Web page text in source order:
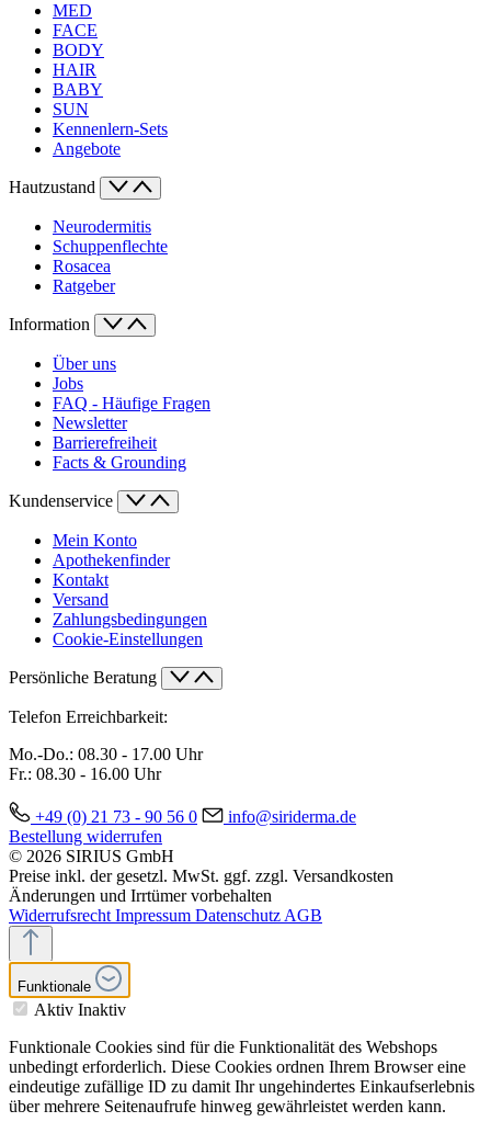
MED
FACE
BODY
HAIR
BABY
SUN
Kennenlern-Sets
Angebote
Hautzustand
Neurodermitis
Schuppenflechte
Rosacea
Ratgeber
Information
Über uns
Jobs
FAQ - Häufige Fragen
Newsletter
Barrierefreiheit
Facts & Grounding
Kundenservice
Mein Konto
Apothekenfinder
Kontakt
Versand
Zahlungsbedingungen
Cookie-Einstellungen
Persönliche Beratung
Telefon Erreichbarkeit:
Mo.-Do.: 08.30 - 17.00 Uhr
Fr.: 08.30 - 16.00 Uhr
+49 (0) 21 73 - 90 56 0
info@siriderma.de
Bestellung widerrufen
© 2026 SIRIUS GmbH
Preise inkl. der gesetzl. MwSt. ggf. zzgl. Versandkosten
Änderungen und Irrtümer vorbehalten
Widerrufsrecht Impressum Datenschutz AGB
Funktionale
Aktiv Inaktiv
Funktionale Cookies sind für die Funktionalität des Webshops
unbedingt erforderlich. Diese Cookies ordnen Ihrem Browser eine
eindeutige zufällige ID zu damit Ihr ungehindertes Einkaufserlebnis
über mehrere Seitenaufrufe hinweg gewährleistet werden kann.